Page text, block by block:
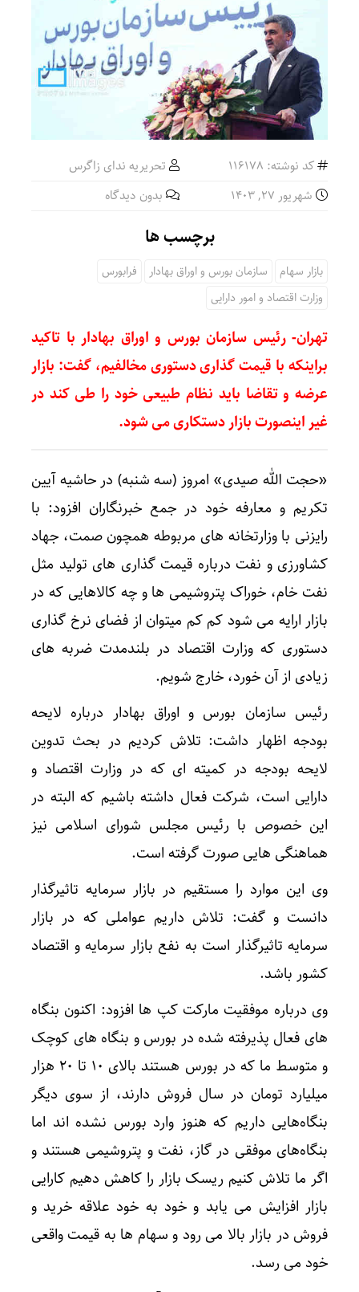
کد نوشته: 116178
تحریریه ندای زاگرس
شهریور ۲۷, ۱۴۰۳
بدون دیدگاه
برچسب ها
بازار سهام سازمان بورس و اوراق بهادار
فرابورس
وزارت اقتصاد و امور دارایی
تهران- رئیس سازمان بورس و اوراق بهادار با تاکید
براینکه با قیمت گذاری دستوری مخالفیم، گفت: بازار
عرضه و تقاضا باید نظام طبیعی خود را طی کند در
غیر اینصورت بازار دستکاری می شود.
«حجت الله صیدی» امروز (سه شنبه) در حاشیه آیین
تکریم و معارفه خود در جمع خبرنگاران افزود: با
رایزنی با وزارتخانه های مربوطه همچون صمت، جهاد
کشاورزی و نفت درباره قیمت گذاری های تولید مثل
نفت خام، خوراک پتروشیمی ها و چه کالاهایی که در
بازار ارایه می شود کم کم میتوان از فضای نرخ گذاری
دستوری که وزارت اقتصاد در بلندمدت ضربه های
زیادی از آن خورد، خارج شویم.
رئیس سازمان بورس و اوراق بهادار درباره لایحه
بودجه اظهار داشت: تلاش کردیم در بحث تدوین
لایحه بودجه در کمیته ای که در وزارت اقتصاد و
دارایی است، شرکت فعال داشته باشیم که البته در
این خصوص با رئیس مجلس شورای اسلامی نیز
هماهنگی هایی صورت گرفته است.
وی این موارد را مستقیم در بازار سرمایه تاثیرگذار
دانست و گفت: تلاش داریم عواملی که در بازار
سرمایه تاثیرگذار است به نفع بازار سرمایه و اقتصاد
کشور باشد.
وی درباره موفقیت مارکت کپ ها افزود: اکنون بنگاه
های فعال پذیرفته شده در بورس و بنگاه های کوچک
و متوسط ما که در بورس هستند بالای ۱۰ تا ۲۰ هزار
میلیارد تومان در سال فروش دارند، از سوی دیگر
بنگاه‌هایی داریم که هنوز وارد بورس نشده اند اما
بنگاه‌های موفقی در گاز، نفت و پتروشیمی هستند و
اگر ما تلاش کنیم ریسک بازار را کاهش دهیم کارایی
بازار افزایش می یابد و خود به خود علاقه خرید و
فروش در بازار بالا می رود و سهام ها به قیمت واقعی
خود می رسد.